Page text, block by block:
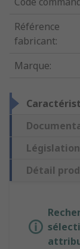
Référence
fabricant:
Marque:
Détail